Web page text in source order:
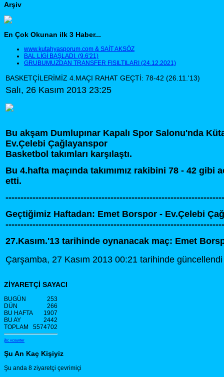
Arşiv
En Çok Okunan ilk 3 Haber...
www.kutahyasporum.com & SAİT AKSÖZ
BAL LİGİ BAŞLADI. (9.6'21)
GRUBUMUZDAN TRANSFER FISILTILARI (24.12.2021)
BASKETÇİLERİMİZ 4.MAÇI RAHAT GEÇTİ: 78-42 (26.11.'13)
Salı, 26 Kasım 2013 23:25
Bu akşam Dumlupınar Kapalı Spor Salonu'nda
Ev.Çelebi Çağlayanspor
Basketbol takımları karşılaştı.
Bu 4.hafta maçında takımımız rakibini 78 - 42 gibi
etti.
Geçtiğimiz Haftadan: Emet Borspor - Ev.Çelebi
27.Kasım.'13 tarihinde oynanacak maç: Emet
Çarşamba, 27 Kasım 2013 00:21 tarihinde güncellendi
ZİYARETÇİ SAYACI
BUGÜN
253
DÜN
266
BU HAFTA
1907
BU AY
2442
TOPLAM
5574702
jbc vcounter
Şu An Kaç Kişiyiz
Şu anda 8 ziyaretçi çevrimiçi